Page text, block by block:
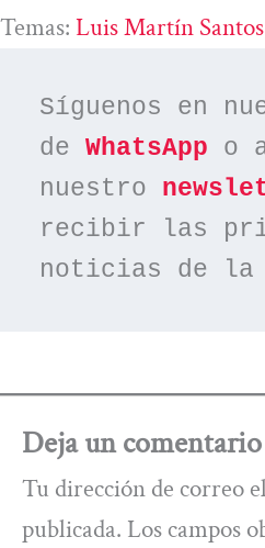
Temas: Luis Martín Santos
Síguenos en
de WhatsApp o
nuestro
recibir las
noticias de la
Deja un comentario
Tu dirección de correo
publicada. Los campos